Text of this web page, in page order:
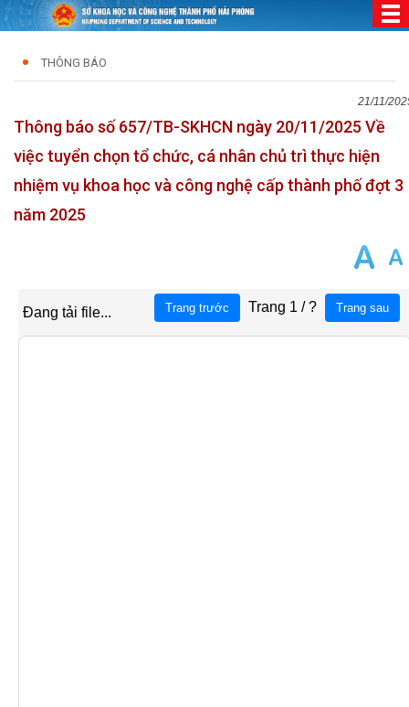
THÔNG BÁO
21/11/
Thông báo số 657/TB-SKHCN ngày 20/11/2025 Về
việc tuyển chọn tổ chức, cá nhân chủ trì thực hiện
nhiệm vụ khoa học và công nghệ cấp thành phố đợt 3
năm 2025